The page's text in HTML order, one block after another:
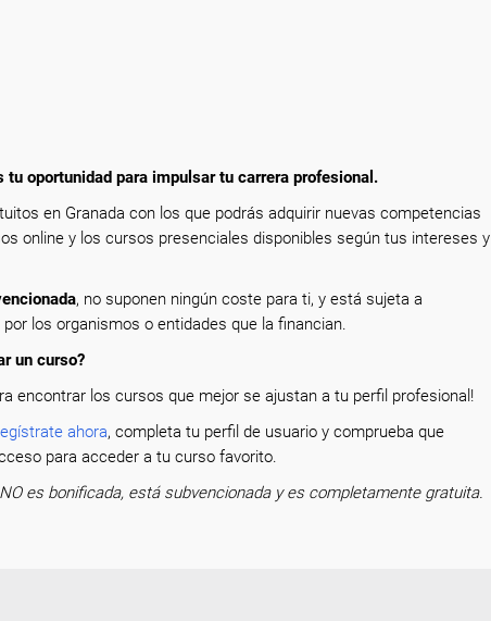
tu oportunidad para impulsar tu carrera profesional.
en Granada con los que podrás adquirir nuevas competencias
online y los cursos presenciales disponibles según tus intereses y
, no suponen ningún coste para ti, y está sujeta a
los organismos o entidades que la financian.
un curso?
encontrar los cursos que mejor se ajustan a tu perfil profesional!
ahora, completa tu perfil de usuario y comprueba que
para acceder a tu curso favorito.
es bonificada, está subvencionada y es completamente gratuita.